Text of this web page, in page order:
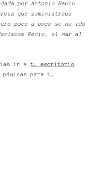
por Antonio Recio
que suministraba
poco a poco se ha ido
Recio, el mar al
ir a tu escritorio
para tu